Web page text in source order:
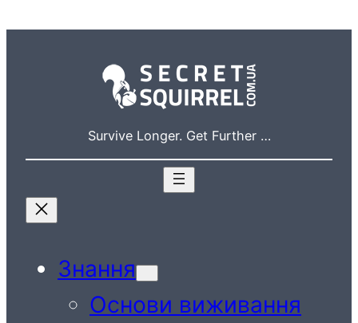
Survive Longer. Get Further …
Знання
Основи виживання